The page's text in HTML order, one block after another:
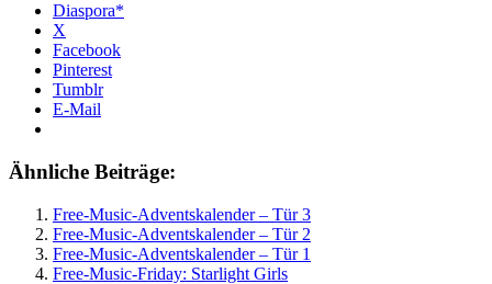
Diaspora*
X
Facebook
Pinterest
Tumblr
E-Mail
Ähnliche Beiträge:
Free-Music-Adventskalender – Tür 3
Free-Music-Adventskalender – Tür 2
Free-Music-Adventskalender – Tür 1
Free-Music-Friday: Starlight Girls